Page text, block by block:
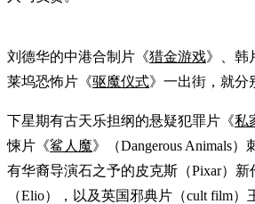
刘德华的中港合制片《猎金游戏》、韩
莱坞恐怖片《驱魔仪式》一出街，就分
下星期有古天乐担纲的悬疑犯罪片《私
悚片《鲨人魔》（Dangerous Animals
有华裔导演石之予的皮克斯（Pixar）新
（Elio），以及英国邪典片（cult film）